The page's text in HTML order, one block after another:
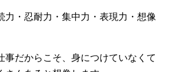
力・忍耐力・集中力・表現力・想像
事だからこそ、身につけていなくて